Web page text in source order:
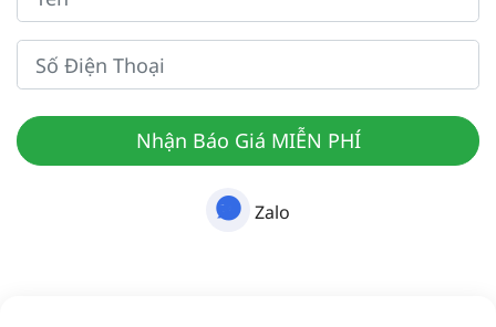
Nhận Báo Giá MIỄN PHÍ
Zalo